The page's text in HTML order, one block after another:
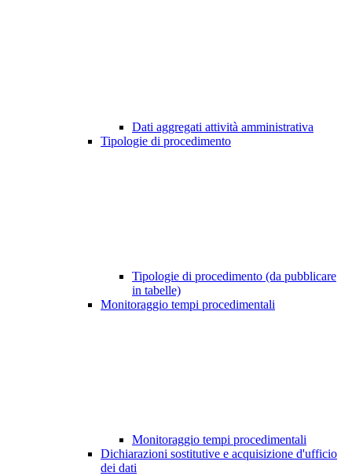
Dati aggregati attività amministrativa
Tipologie di procedimento
Tipologie di procedimento (da pubblicare
in tabelle)
Monitoraggio tempi procedimentali
Monitoraggio tempi procedimentali
Dichiarazioni sostitutive e acquisizione d'ufficio
dei dati